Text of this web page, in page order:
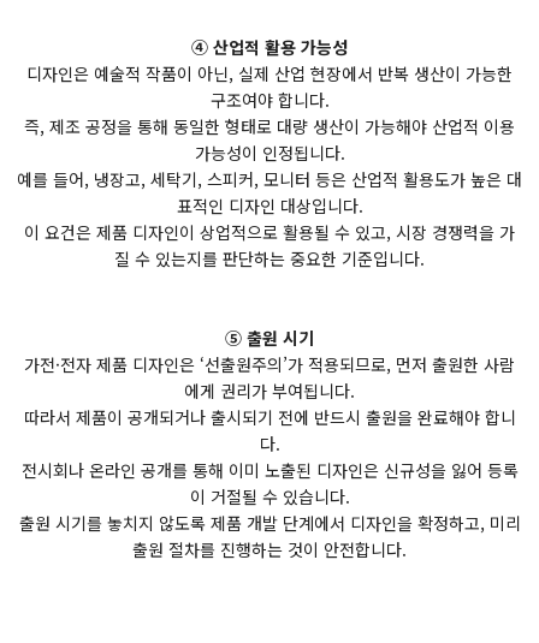
④ 산업적 활용 가능성
디자인은 예술적 작품이 아닌, 실제 산업 현장에서 반복 생산이 가능한
구조여야 합니다.
즉, 제조 공정을 통해 동일한 형태로 대량 생산이 가능해야 산업적 이용
가능성이 인정됩니다.
예를 들어, 냉장고, 세탁기, 스피커, 모니터 등은 산업적 활용도가 높은 대
표적인 디자인 대상입니다.
이 요건은 제품 디자인이 상업적으로 활용될 수 있고, 시장 경쟁력을 가
질 수 있는지를 판단하는 중요한 기준입니다.
⑤ 출원 시기
가전·전자 제품 디자인은 ‘선출원주의’가 적용되므로, 먼저 출원한 사람
에게 권리가 부여됩니다.
따라서 제품이 공개되거나 출시되기 전에 반드시 출원을 완료해야 합니
다.
전시회나 온라인 공개를 통해 이미 노출된 디자인은 신규성을 잃어 등록
이 거절될 수 있습니다.
출원 시기를 놓치지 않도록 제품 개발 단계에서 디자인을 확정하고, 미리
출원 절차를 진행하는 것이 안전합니다.